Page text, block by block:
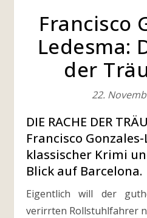
Francisco
Ledesma:
der
22.
DIE RACHE DER
Francisco
klassischer Krimi
Blick auf Barcelona.
Eigentlich will der gutherzige Paquito dem
verirrten Rollstuhlfahrer